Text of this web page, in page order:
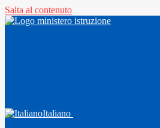
Salta al contenuto
Italiano